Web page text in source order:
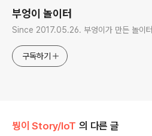
부엉이 놀이터
Since 2017.05.26. 부엉이가 만든 놀이터
구독하기
붱이 Story/IoT 의 다른 글